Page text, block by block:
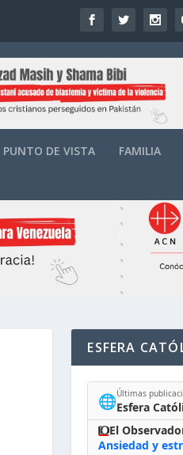
PUNTO DE VISTA FAMILIA
ESFERA
🌐Últimas
Esfera
Ansiedad y